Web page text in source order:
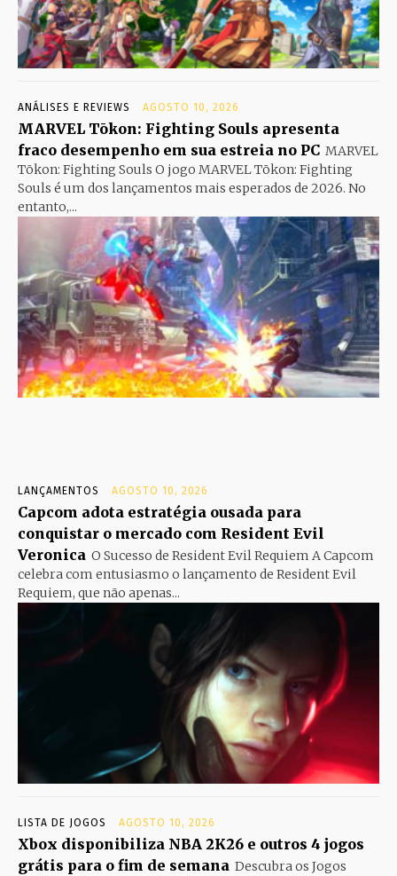
ANÁLISES E REVIEWS AGOSTO 10, 2026
MARVEL Tōkon: Fighting Souls apresenta
fraco desempenho em sua estreia no PC MARVEL
Tōkon: Fighting Souls O jogo MARVEL Tōkon: Fighting
Souls é um dos lançamentos mais esperados de 2026. No
entanto,...
LANÇAMENTOS AGOSTO 10, 2026
Capcom adota estratégia ousada para
conquistar o mercado com Resident Evil
Veronica O Sucesso de Resident Evil Requiem A Capcom
celebra com entusiasmo o lançamento de Resident Evil
Requiem, que não apenas...
LISTA DE JOGOS AGOSTO 10, 2026
Xbox disponibiliza NBA 2K26 e outros 4 jogos
grátis para o fim de semana Descubra os Jogos